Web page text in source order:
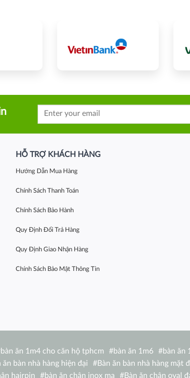
HỖ TRỢ KHÁCH HÀNG
Hướng Dẫn Mua Hàng
Chính Sách Thanh Toán
Chính Sách Bảo Hành
Quy Định Đổi Trả Hàng
Quy Định Giao Nhận Hàng
Chính Sách Bảo Mật Thông Tin
bàn ăn 1m4 cho căn hộ tphcm #bàn ăn 1m6 #bàn ăn
ăn bàn nhà hàng hiện đại #Bàn ăn bàn nhà hàng mặt
hairpin #bàn ăn chân inox mạ #Bàn ăn chân oval